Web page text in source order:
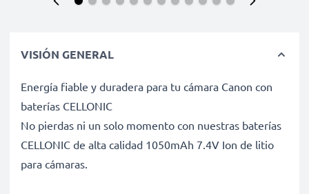
VISIÓN GENERAL
Energía fiable y duradera para tu cámara Canon con
baterías CELLONIC
No pierdas ni un solo momento con nuestras baterías
CELLONIC de alta calidad 1050mAh 7.4V Ion de litio
para cámaras.